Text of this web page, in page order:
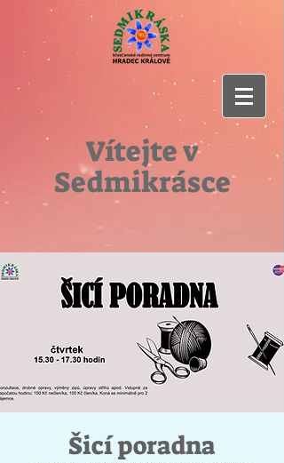
Vítejte v
Sedmikrásce
Šicí poradna